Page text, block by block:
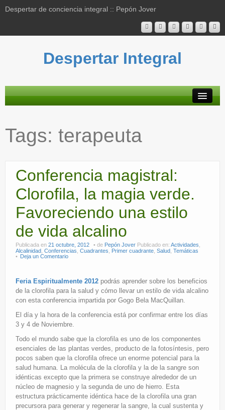
Despertar de conciencia integral :: Pepón Jover
Despertar Integral
Actividades
Bibliografía
Mapa contenidos
Contacto
Tags: terapeuta
Conferencia magistral:
Clorofila, la magia verde.
Favoreciendo una estilo
de vida alcalino
Publicada en 21 octubre, 2012 de Pepón Jover Publicado en: Actividades
Alcalinidad Conferencias Cuadrantes Primer cuadrante Salud Temáticas
Deja un Comentario
Feria Espiritualmente 2012 podrás aprender sobre los beneficios
de la clorofila para la salud y cómo llevar un estilo de vida alcalino
con esta conferencia impartida por Gogo Bela MacQuillan.
El día y la hora de la conferencia está por confirmar entre los días
3 y 4 de Noviembre.
Todo el mundo sabe que la clorofila es uno de los componentes
esenciales de las plantas verdes, producto de la fotosíntesis, pero
pocos saben que la clorofila ofrece un enorme potencial para la
salud humana. La molécula de la clorofila y la de la sangre son
idénticas excepto que la primera se construye alrededor de un
núcleo de magnesio y la segunda de uno de hierro. Esta
estructura prácticamente idéntica hace de la clorofila una gran
precursora para generar y regenerar la sangre, la cual sustenta y